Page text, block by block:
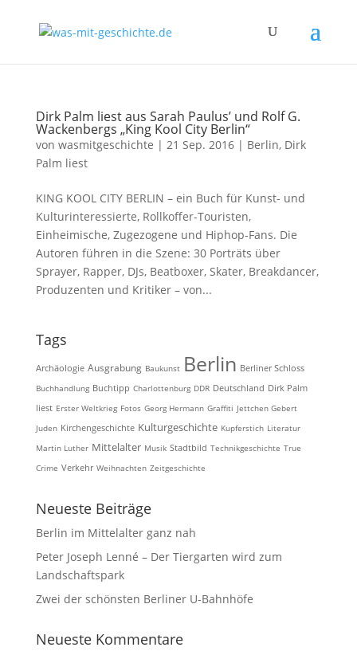
Dirk Palm liest aus Sarah Paulus’ und Rolf G.
Wackenbergs „King Kool City Berlin“
von wasmitgeschichte | 21 Sep. 2016| Berlin, Dirk
Palm liest
KING KOOL CITY BERLIN – ein Buch für Kunst- und
Kulturinteressierte, Rollkoffer-Touristen,
Einheimische, Zugezogene und Hiphop-Fans. Die
Autoren führen in die Szene: 30 Porträts über
Sprayer, Rapper, DJs, Beatboxer, Skater, Breakdancer,
Produzenten und Kritiker – von...
Tags
Archäologie Ausgrabung Baukunst Berlin Berliner Schloss
Buchhandlung Buchtipp Charlottenburg DDR Deutschland Dirk Palm
liest Erster Weltkrieg Fotos Georg Hermann Graffiti Jettchen Gebert
Juden Kirchengeschichte Kulturgeschichte Kupferstich Literatur
Martin Luther Mittelalter Musik Stadtbild Technikgeschichte True
Crime Verkehr Weihnachten Zeitgeschichte
Neueste Beiträge
Berlin im Mittelalter ganz nah
Peter Joseph Lenné – Der Tiergarten wird zum
Landschaftspark
Zwei der schönsten Berliner U-Bahnhöfe
Neueste Kommentare